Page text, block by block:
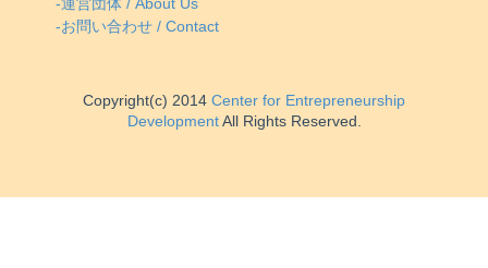
-運営団体 / About Us
-お問い合わせ / Contact
Copyright(c) 2014 Center for Entrepreneurship
DevelopmentAll Rights Reserved.